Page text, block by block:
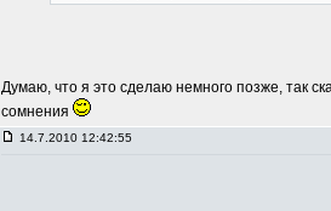
Думаю, что я это сделаю немного позже, так
сомнения
14.7.2010 12:42:55